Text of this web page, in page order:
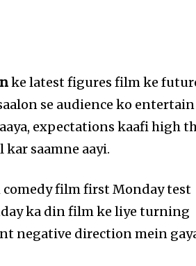
ke latest figures film ke
se audience ko entertain
expectations kaafi high
saamne aayi.
comedy film first Monday test
ka din film ke liye turning
negative direction mein